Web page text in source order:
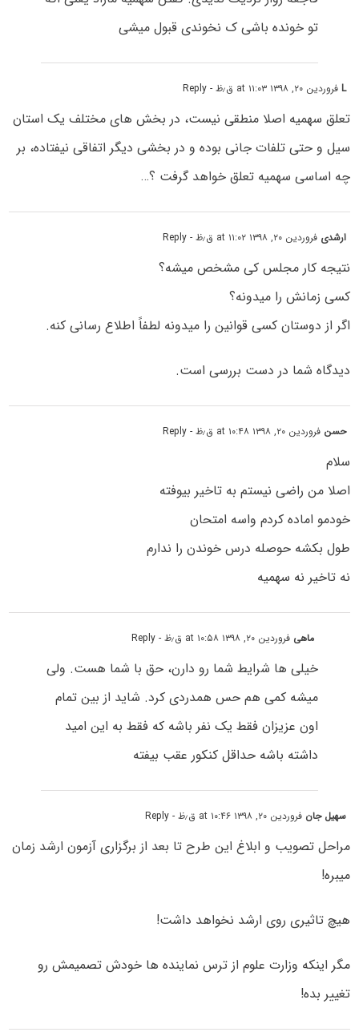
تو خونده باشی ک نخوندی قبول میشی
Lفروردین ۲۰, ۱۳۹۸ at ۱۱:۰۳ ق٫ظ - Reply
تعلق سهمیه اصلا منطقی نیست، در بخش های مختلف یک استان
سیل و حتی تلفات جانی بوده و در بخشی دیگر اتفاقی نیفتاده، بر
چه اساسی سهمیه تعلق خواهد گرفت ؟…
ارشدی فروردین ۲۰, ۱۳۹۸ at ۱۱:۰۲ ق٫ظ - Reply
نتیجه کار مجلس کی مشخص میشه؟
کسی زمانش را میدونه؟
اگر از دوستان کسی قوانین را میدونه لطفاً اطلاع رسانی کنه.
دیدگاه شما در دست بررسی است.
حسن فروردین ۲۰, ۱۳۹۸ at ۱۰:۴۸ ق٫ظ - Reply
سلام
اصلا من راضی نیستم به تاخیر بیوفته
خودمو اماده کردم واسه امتحان
طول بکشه حوصله درس خوندن را ندارم
نه تاخیر نه سهمیه
ماهی فروردین ۲۰, ۱۳۹۸ at ۱۰:۵۸ ق٫ظ - Reply
خیلی ها شرایط شما رو دارن، حق با شما هست. ولی
میشه کمی هم حس همدردی کرد. شاید از بین تمام
اون عزیزان فقط یک نفر باشه که فقط به این امید
داشته باشه حداقل کنکور عقب بیفته
سهیل جان فروردین ۲۰, ۱۳۹۸ at ۱۰:۴۶ ق٫ظ - Reply
مراحل تصویب و ابلاغ این طرح تا بعد از برگزاری آزمون ارشد زمان
میبره!
هیچ تاثیری روی ارشد نخواهد داشت!
مگر اینکه وزارت علوم از ترس نماینده ها خودش تصمیمش رو
تغییر بده!